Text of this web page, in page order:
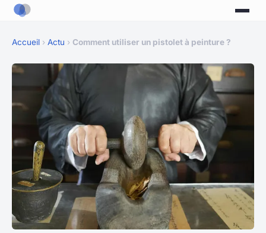
Accueil › Actu › Comment utiliser un pistolet à peinture ?